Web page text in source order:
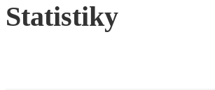
Statistiky